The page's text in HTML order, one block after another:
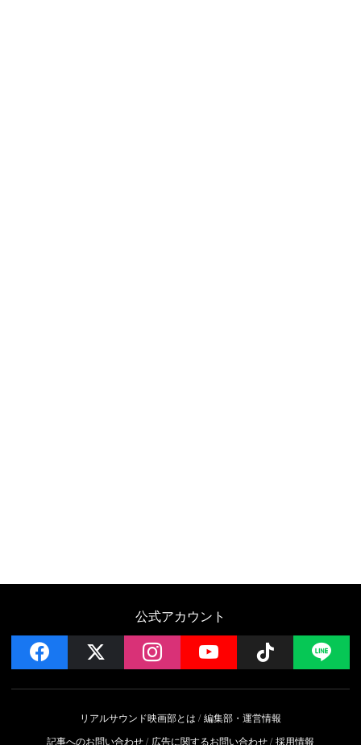
公式アカウント
facebook instagramYouTube Follow
リアルサウンド映画部とは
編集部・運営情報
記事へのお問い合わせ
広告に関するお問い合わせ 採用情報